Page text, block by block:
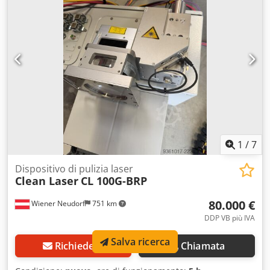
1 /7
Wiener Neudorf 751 km
Dispositivo di pulizia laser
Clean Laser CL 100G-BRP
80.000 €
DDP VB più IVA
Richiedere Chiamata
Salva ricerca